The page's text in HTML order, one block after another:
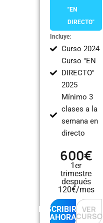
"EN
DIRECTO"
Incluye:
Curso 2024
Curso "EN
DIRECTO"
2025
Mínimo 3
clases a la
semana en
directo
600€
1er
trimestre
después
120€/mes
INSCRIBIRME
AHORA
VER
CURSO